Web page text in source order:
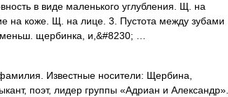
в виде маленького углубления. Щ. на
на коже. Щ. на лице. 3. Пустота между зубами
щербинка, и,&#8230; …
Известные носители: Щербина,
поэт, лидер группы «Адриан и Александр».